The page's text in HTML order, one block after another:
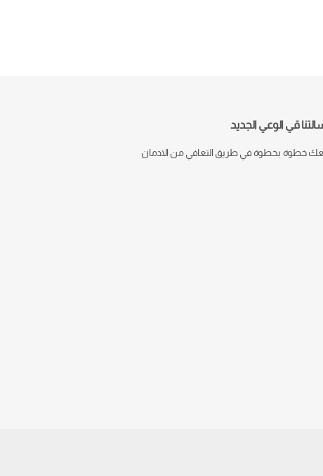
قي الوعي الجديد
خطوة بخطوة في طريق التعافي من الادمان